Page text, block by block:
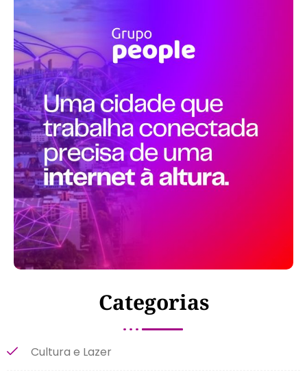
Categorias
Cultura e Lazer